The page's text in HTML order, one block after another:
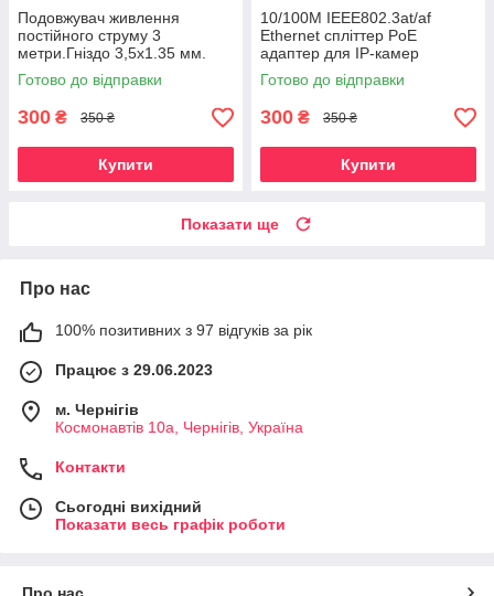
Подовжувач живлення
постійного струму 3
метри.Гніздо 3,5x1.35 мм.
Дріт для камер
відеоспостереження 5В
Готово до відправки
300 ₴ 350 ₴
Купити
10/100M IEEE802.3at/af
Ethernet спліттер PoE
адаптер для IP-камер
Готово до відправки
300 ₴ 350 ₴
Купити
Показати ще
Про нас
100% позитивних з 97 відгуків за рік
Працює з 29.06.2023
м. Чернігів
Космонавтів 10а, Чернігів, Україна
Контакти
Сьогодні вихідний
Показати весь графік роботи